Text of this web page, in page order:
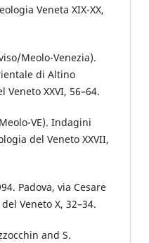
Veneta XIX-XX,
Meolo-Venezia).
di Altino
XXVI, 56–64.
VE). Indagini
del Veneto XXVII,
Padova, via Cesare
Veneto X, 32–34.
and S.